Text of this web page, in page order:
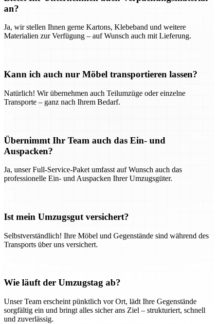
an?
Ja, wir stellen Ihnen gerne Kartons, Klebeband und weitere
Materialien zur Verfügung – auf Wunsch auch mit Lieferung.
Kann ich auch nur Möbel transportieren lassen?
Natürlich! Wir übernehmen auch Teilumzüge oder einzelne
Transporte – ganz nach Ihrem Bedarf.
Übernimmt Ihr Team auch das Ein- und
Auspacken?
Ja, unser Full-Service-Paket umfasst auf Wunsch auch das
professionelle Ein- und Auspacken Ihrer Umzugsgüter.
Ist mein Umzugsgut versichert?
Selbstverständlich! Ihre Möbel und Gegenstände sind während des
Transports über uns versichert.
Wie läuft der Umzugstag ab?
Unser Team erscheint pünktlich vor Ort, lädt Ihre Gegenstände
sorgfältig ein und bringt alles sicher ans Ziel – strukturiert, schnell
und zuverlässig.